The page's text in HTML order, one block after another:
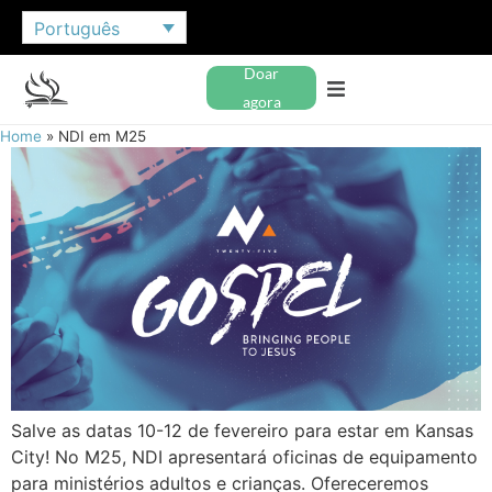
Português
Doar
agora
Home » NDI em M25
Salve as datas 10-12 de fevereiro para estar em Kansas
City! No M25, NDI apresentará oficinas de equipamento
para ministérios adultos e crianças. Ofereceremos